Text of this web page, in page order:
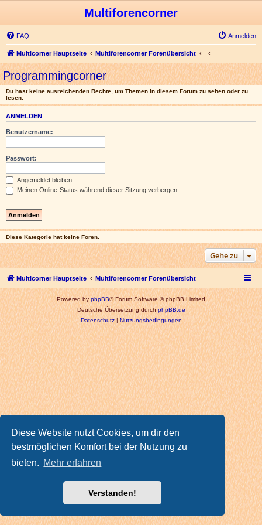
Diese Website nutzt Cookies, um dir den
bestmöglichen Komfort bei der Nutzung zu
bieten. Mehr erfahren
Verstanden!
Multiforencorner
FAQ Anmelden
Multicorner Hauptseite Multiforencorner Forenübersicht
Programmingcorner
Du hast keine ausreichenden Rechte, um Themen in diesem Forum zu sehen oder zu
lesen.
ANMELDEN
Benutzername:
Passwort:
Angemeldet bleiben
Meinen Online-Status während dieser Sitzung verbergen
Diese Kategorie hat keine Foren.
Gehe zu
Multicorner Hauptseite Multiforencorner Forenübersicht
Powered byphpBB® Forum Software © phpBB Limited
Deutsche Übersetzung durchphpBB.de
Datenschutz|Nutzungsbedingungen